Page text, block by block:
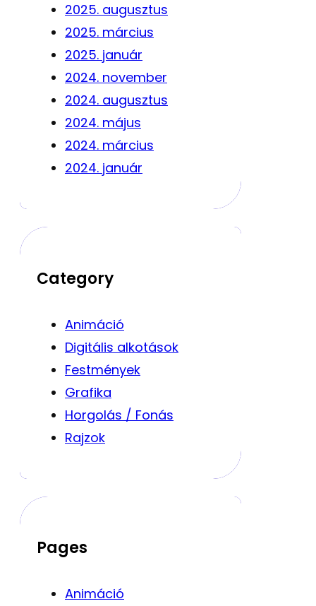
2025. augusztus
2025. március
2025. január
2024. november
2024. augusztus
2024. május
2024. március
2024. január
Category
Animáció
Digitális alkotások
Festmények
Grafika
Horgolás / Fonás
Rajzok
Pages
Animáció